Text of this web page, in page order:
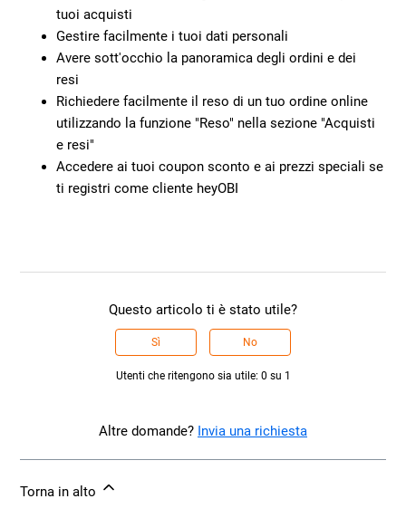
tuoi acquisti
Gestire facilmente i tuoi dati personali
Avere sott'occhio la panoramica degli ordini e dei
resi
Richiedere facilmente il reso di un tuo ordine online
utilizzando la funzione "Reso" nella sezione "Acquisti
e resi"
Accedere ai tuoi coupon sconto e ai prezzi speciali se
ti registri come cliente heyOBI
Questo articolo ti è stato utile?
Sì No
Utenti che ritengono sia utile: 0 su 1
Altre domande? Invia una richiesta
Torna in alto